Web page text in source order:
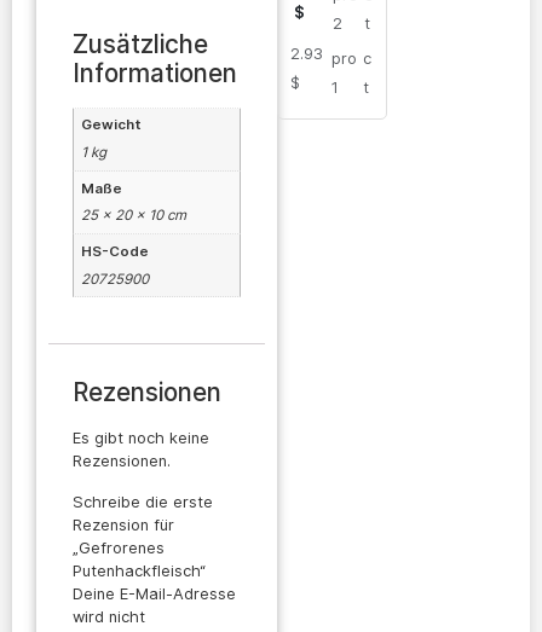
Zusätzliche
Informationen
Gewicht
1 kg
Maße
25 × 20 × 10 cm
HS-Code
20725900
Rezensionen
Es gibt noch keine
Rezensionen.
Schreibe die erste
Rezension für
„Gefrorenes
Putenhackfleisch“
Deine E-Mail-Adresse
wird nicht
Nuggets
$
2
t
2.93
$
pro
1
c
t